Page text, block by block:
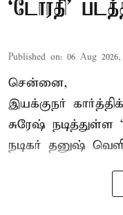
`டோரதி'
Published on: 06 Aug
சென்னை,
இயக்குநர்
சுரேஷ்
நடிகர் தனுஷ்